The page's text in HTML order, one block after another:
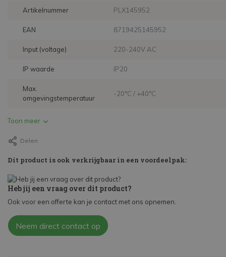
Artikelnummer PLX145952
EAN 8719425145952
Input (voltage) 220-240V AC
IP waarde IP20
Max.
omgevingstemperatuur
-20°C / +40°C
Toon meer
Delen
Dit product is ook verkrijgbaar in een voordeelpak:
Heb jij een vraag over dit product?
Ook voor een offerte kan je contact met ons opnemen.
Neem direct contact op